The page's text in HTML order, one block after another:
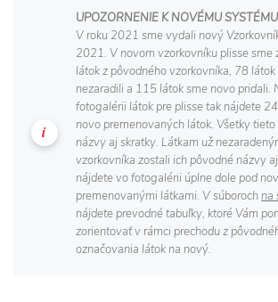
UPOZORNENIE K NOVÉMU
V roku 2021 sme vydali nový
2021. V novom vzorkovníku plisse sme
látok z pôvodného vzorkovníka, 78 látok
nezaradili a 115 látok sme novo pridali.
fotogalérii látok pre plisse tak nájdete
novo premenovaných látok. Všetky
názvy aj skratky. Látkam už
vzorkovníka zostali ich pôvodné názvy
nájdete vo fotogalérii úplne dole pod
premenovanými látkami. V súboroch na
nájdete prevodné tabuľky, ktoré Vám
zorientovať v rámci prechodu z
označovania látok na nový.